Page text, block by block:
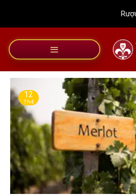
dung
12
Th4